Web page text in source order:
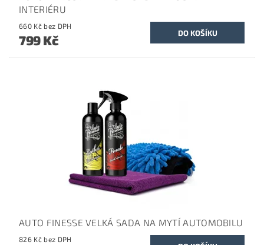
INTERIÉRU
660 Kč bez DPH
799 Kč
AUTO FINESSE VELKÁ SADA NA MYTÍ AUTOMOBILU
826 Kč bez DPH